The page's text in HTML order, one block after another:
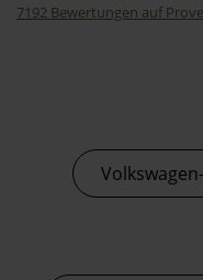
7192 Bewertungen auf